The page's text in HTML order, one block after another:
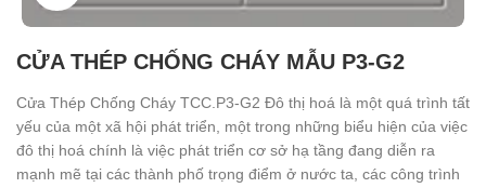
CỬA THÉP CHỐNG CHÁY MẪU P3-G2
Cửa Thép Chống Cháy TCC.P3-G2 Đô thị hoá là một quá trình tất
yếu của một xã hội phát triển, một trong những biểu hiện của việc
đô thị hoá chính là việc phát triển cơ sở hạ tầng đang diễn ra
mạnh mẽ tại các thành phố trọng điểm ở nước ta, các công trình